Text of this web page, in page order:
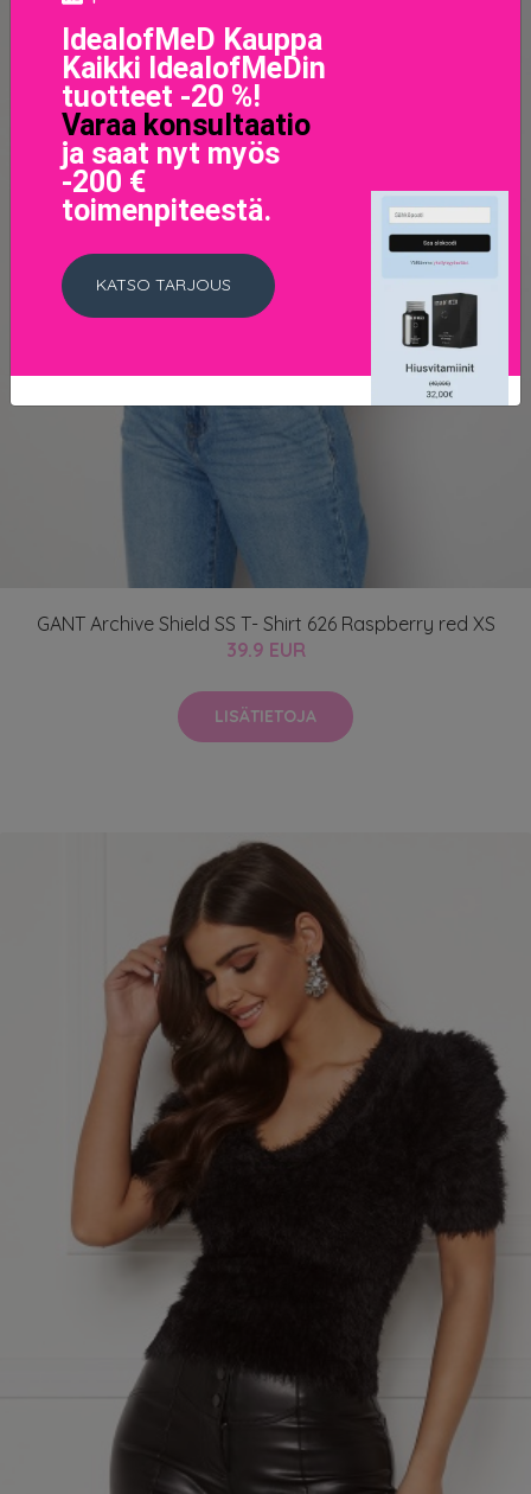
GANT Archive Shield SS T- Shirt 626 Raspberry red XS
39.9 EUR
LISÄTIETOJA
IdealofMeD Kauppa
Kaikki IdealofMeDin
tuotteet -20 %!
Varaa konsultaatio
ja saat nyt myös
-200 €
toimenpiteestä.
KATSO TARJOUS